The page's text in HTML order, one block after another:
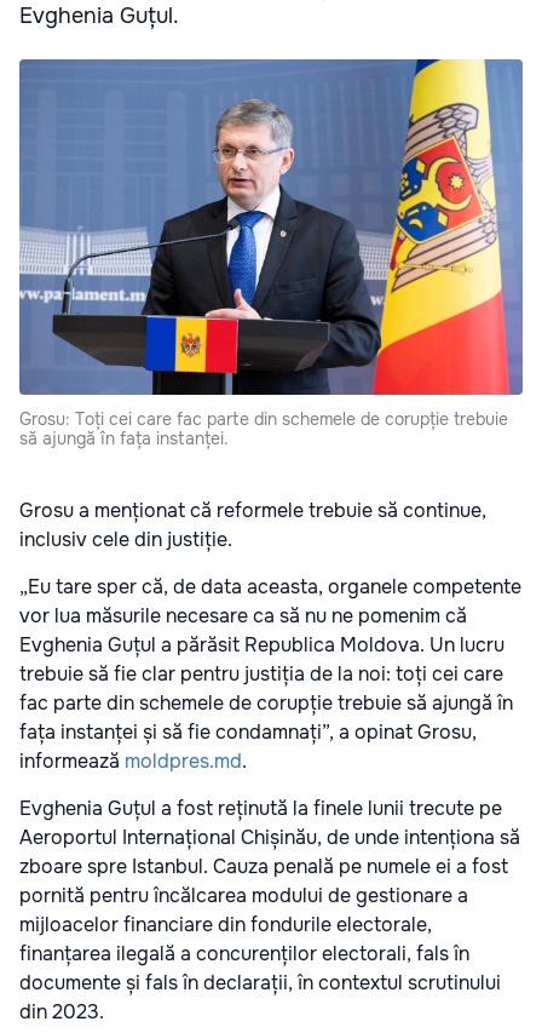
Evghenia Guțul.
Grosu: Toți cei care fac parte din schemele de corupție trebuie
să ajungă în fața instanței.
Grosu a menționat că reformele trebuie să continue,
inclusiv cele din justiție.
„Eu tare sper că, de data aceasta, organele competente
vor lua măsurile necesare ca să nu ne pomenim că
Evghenia Guțul a părăsit Republica Moldova. Un lucru
trebuie să fie clar pentru justiția de la noi: toți cei care
fac parte din schemele de corupție trebuie să ajungă în
fața instanței și să fie condamnați”, a opinat Grosu,
informează moldpres.md.
Evghenia Guțul a fost reținută la finele lunii trecute pe
Aeroportul Internațional Chișinău, de unde intenționa să
zboare spre Istanbul. Cauza penală pe numele ei a fost
pornită pentru încălcarea modului de gestionare a
mijloacelor financiare din fondurile electorale,
finanțarea ilegală a concurenților electorali, fals în
documente și fals în declarații, în contextul scrutinului
din 2023.